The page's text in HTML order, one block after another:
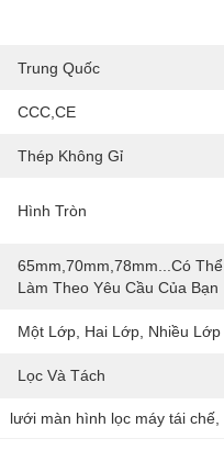
Trung Quốc
CCC,CE
Thép Không Gỉ
Hình Tròn
65mm,70mm,78mm...có Thể
Làm Theo Yêu Cầu Của Bạn
Một Lớp, Hai Lớp, Nhiều Lớp
Lọc Và Tách
lưới màn hình lọc máy tái chế